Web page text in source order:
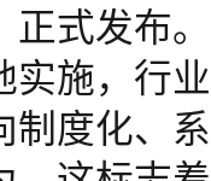
正式发布
实施，行
制度化、